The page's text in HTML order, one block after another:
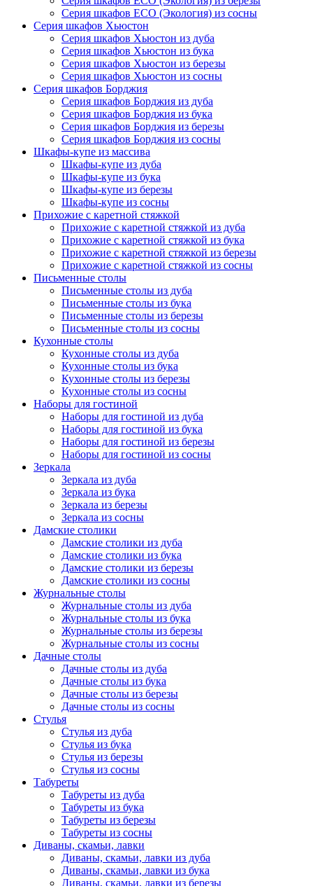
Серия шкафов ECO (Экология) из сосны
Серия шкафов Хьюстон
Серия шкафов Хьюстон из дуба
Серия шкафов Хьюстон из бука
Серия шкафов Хьюстон из березы
Серия шкафов Хьюстон из сосны
Серия шкафов Борджия
Серия шкафов Борджия из дуба
Серия шкафов Борджия из бука
Серия шкафов Борджия из березы
Серия шкафов Борджия из сосны
Шкафы-купе из массива
Шкафы-купе из дуба
Шкафы-купе из бука
Шкафы-купе из березы
Шкафы-купе из сосны
Прихожие с каретной стяжкой
Прихожие с каретной стяжкой из дуба
Прихожие с каретной стяжкой из бука
Прихожие с каретной стяжкой из березы
Прихожие с каретной стяжкой из сосны
Письменные столы
Письменные столы из дуба
Письменные столы из бука
Письменные столы из березы
Письменные столы из сосны
Кухонные столы
Кухонные столы из дуба
Кухонные столы из бука
Кухонные столы из березы
Кухонные столы из сосны
Наборы для гостиной
Наборы для гостиной из дуба
Наборы для гостиной из бука
Наборы для гостиной из березы
Наборы для гостиной из сосны
Зеркала
Зеркала из дуба
Зеркала из бука
Зеркала из березы
Зеркала из сосны
Дамские столики
Дамские столики из дуба
Дамские столики из бука
Дамские столики из березы
Дамские столики из сосны
Журнальные столы
Журнальные столы из дуба
Журнальные столы из бука
Журнальные столы из березы
Журнальные столы из сосны
Дачные столы
Дачные столы из дуба
Дачные столы из бука
Дачные столы из березы
Дачные столы из сосны
Стулья
Стулья из дуба
Стулья из бука
Стулья из березы
Стулья из сосны
Табуреты
Табуреты из дуба
Табуреты из бука
Табуреты из березы
Табуреты из сосны
Диваны, скамьи, лавки
Диваны, скамьи, лавки из дуба
Диваны, скамьи, лавки из бука
Диваны, скамьи, лавки из березы